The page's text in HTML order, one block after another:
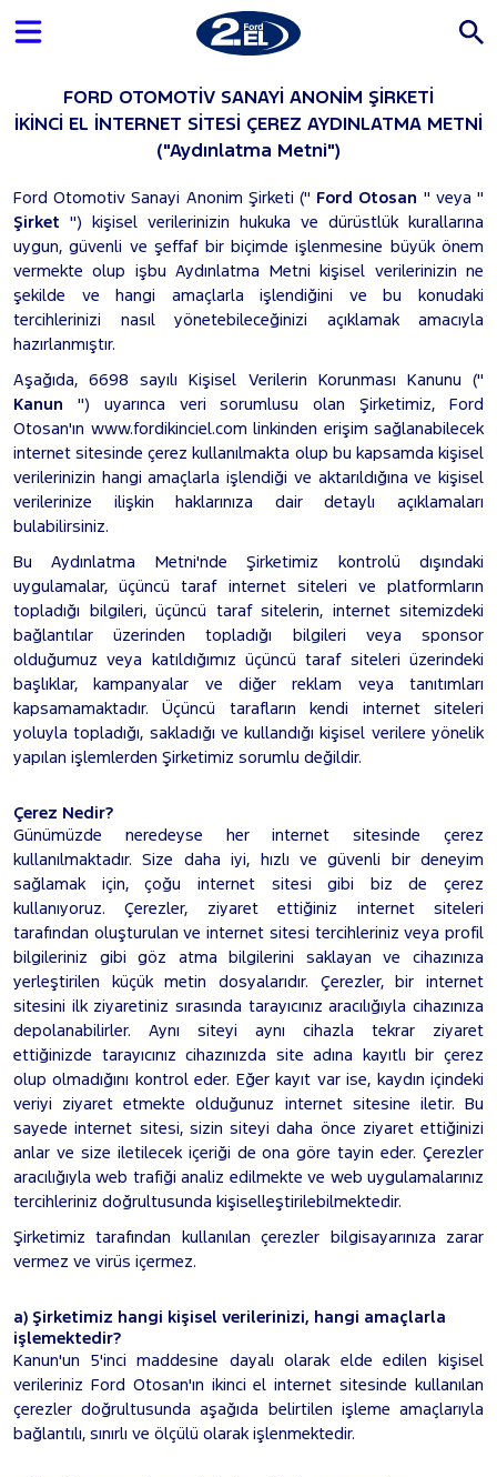
FORD OTOMOTİV SANAYİ ANONİM ŞİRKETİ
İKİNCİ EL İNTERNET SİTESİ ÇEREZ AYDINLATMA METNİ
("Aydınlatma Metni")
Ford Otomotiv Sanayi Anonim Şirketi (" Ford Otosan " veya "
Şirket ") kişisel verilerinizin hukuka ve dürüstlük kurallarına
uygun, güvenli ve şeffaf bir biçimde işlenmesine büyük önem
vermekte olup işbu Aydınlatma Metni kişisel verilerinizin ne
şekilde ve hangi amaçlarla işlendiğini ve bu konudaki
tercihlerinizi nasıl yönetebileceğinizi açıklamak amacıyla
hazırlanmıştır.
Aşağıda, 6698 sayılı Kişisel Verilerin Korunması Kanunu ("
Kanun ") uyarınca veri sorumlusu olan Şirketimiz, Ford
Otosan'ın www.fordikinciel.com linkinden erişim sağlanabilecek
internet sitesinde çerez kullanılmakta olup bu kapsamda kişisel
verilerinizin hangi amaçlarla işlendiği ve aktarıldığına ve kişisel
verilerinize ilişkin haklarınıza dair detaylı açıklamaları
bulabilirsiniz.
Bu Aydınlatma Metni'nde Şirketimiz kontrolü dışındaki
uygulamalar, üçüncü taraf internet siteleri ve platformların
topladığı bilgileri, üçüncü taraf sitelerin, internet sitemizdeki
bağlantılar üzerinden topladığı bilgileri veya sponsor
olduğumuz veya katıldığımız üçüncü taraf siteleri üzerindeki
başlıklar, kampanyalar ve diğer reklam veya tanıtımları
kapsamamaktadır. Üçüncü tarafların kendi internet siteleri
yoluyla topladığı, sakladığı ve kullandığı kişisel verilere yönelik
yapılan işlemlerden Şirketimiz sorumlu değildir.
Çerez Nedir?
Günümüzde neredeyse her internet sitesinde çerez
kullanılmaktadır. Size daha iyi, hızlı ve güvenli bir deneyim
sağlamak için, çoğu internet sitesi gibi biz de çerez
kullanıyoruz. Çerezler, ziyaret ettiğiniz internet siteleri
tarafından oluşturulan ve internet sitesi tercihleriniz veya profil
bilgileriniz gibi göz atma bilgilerini saklayan ve cihazınıza
yerleştirilen küçük metin dosyalarıdır. Çerezler, bir internet
sitesini ilk ziyaretiniz sırasında tarayıcınız aracılığıyla cihazınıza
depolanabilirler. Aynı siteyi aynı cihazla tekrar ziyaret
ettiğinizde tarayıcınız cihazınızda site adına kayıtlı bir çerez
olup olmadığını kontrol eder. Eğer kayıt var ise, kaydın içindeki
veriyi ziyaret etmekte olduğunuz internet sitesine iletir. Bu
sayede internet sitesi, sizin siteyi daha önce ziyaret ettiğinizi
anlar ve size iletilecek içeriği de ona göre tayin eder. Çerezler
aracılığıyla web trafiği analiz edilmekte ve web uygulamalarınız
tercihleriniz doğrultusunda kişiselleştirilebilmektedir.
Şirketimiz tarafından kullanılan çerezler bilgisayarınıza zarar
vermez ve virüs içermez.
a) Şirketimiz hangi kişisel verilerinizi, hangi amaçlarla
işlemektedir?
Kanun'un 5'inci maddesine dayalı olarak elde edilen kişisel
verileriniz Ford Otosan'ın ikinci el internet sitesinde kullanılan
çerezler doğrultusunda aşağıda belirtilen işleme amaçlarıyla
bağlantılı, sınırlı ve ölçülü olarak işlenmektedir.